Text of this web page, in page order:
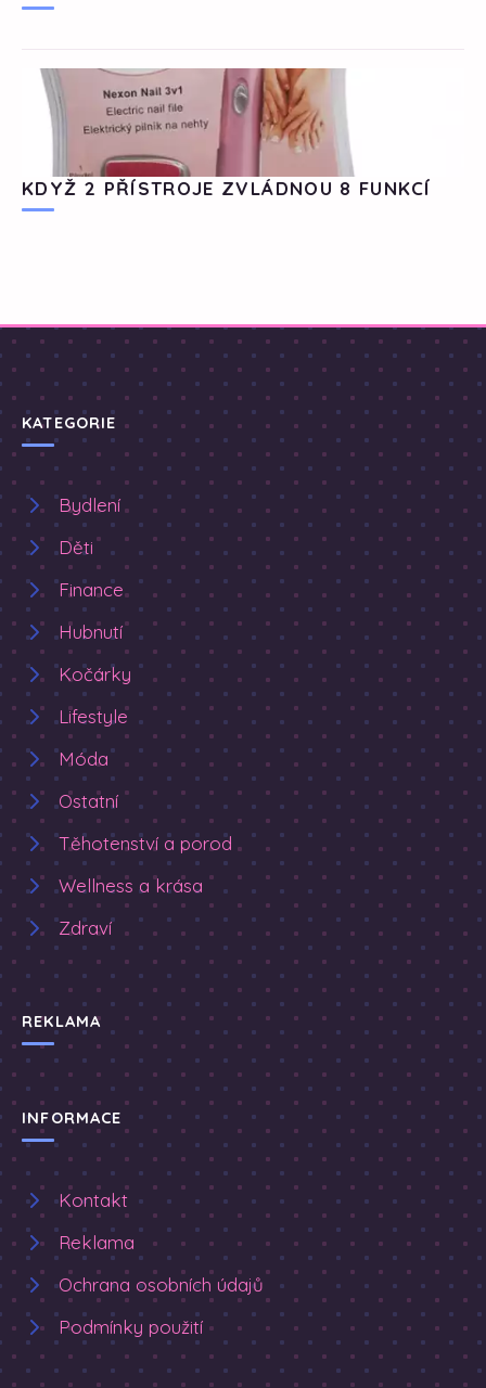
KDYŽ 2 PŘÍSTROJE ZVLÁDNOU 8 FUNKCÍ
KATEGORIE
Bydlení
Děti
Finance
Hubnutí
Kočárky
Lifestyle
Móda
Ostatní
Těhotenství a porod
Wellness a krása
Zdraví
REKLAMA
INFORMACE
Kontakt
Reklama
Ochrana osobních údajů
Podmínky použití